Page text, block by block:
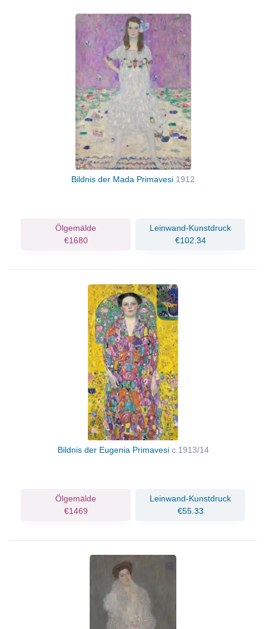
Bildnis der Mada Primavesi 1912
Ölgemälde
€1680
Leinwand-Kunstdruck
€102.34
Bildnis der Eugenia Primavesi c.1913/14
Ölgemälde
€1469
Leinwand-Kunstdruck
€55.33